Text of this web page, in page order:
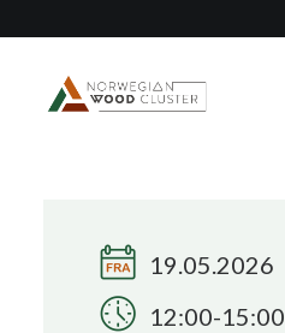
Arrangementer
Prosjekter
19.05.2026
12:00-15:00